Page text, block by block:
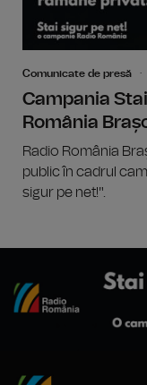
Comunicate de presă
Campania
România
Radio România
public în cadrul
sigur pe net!".